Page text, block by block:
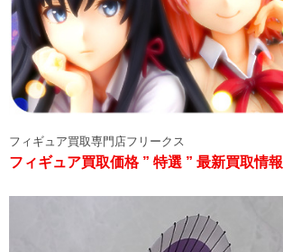
フィギュア買取専門店フリークス
フィギュア買取価格 ” 特選 ” 最新買取情報